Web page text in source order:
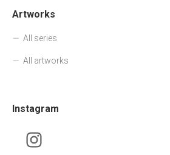
Artworks
All series
All artworks
Instagram